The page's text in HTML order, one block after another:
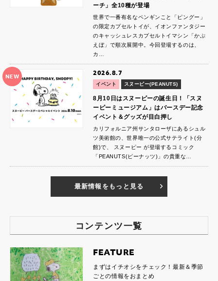
ーチ」全10種が登場
世界で一番有名なペンギンこと「ピングー」
の限定カプセルトイが、イオンファンタジー
のキャッシュレスカプセルトイマシン「かぷ
えぼ」で順次展開中。今回登場するのは、
カ…
NEW 2026.8.7
イベント スヌーピー(PEANUTS)
8月10日はスヌーピーの誕生日！「スヌ
ーピーミュージアム」はバースデー記念
イベント＆グッズが目白押し
カリフォルニア州サンタローザにあるシュル
ツ美術館の、世界唯一の公式サテライト(分
館)で、 スヌーピー が登場するコミック
「PEANUTS(ピーナッツ)」の貴重な…
最新情報をもっと見る
コンテンツ一覧
FEATURE
まずはイチオシをチェック！最新＆季節
ごとの情報をおまとめ